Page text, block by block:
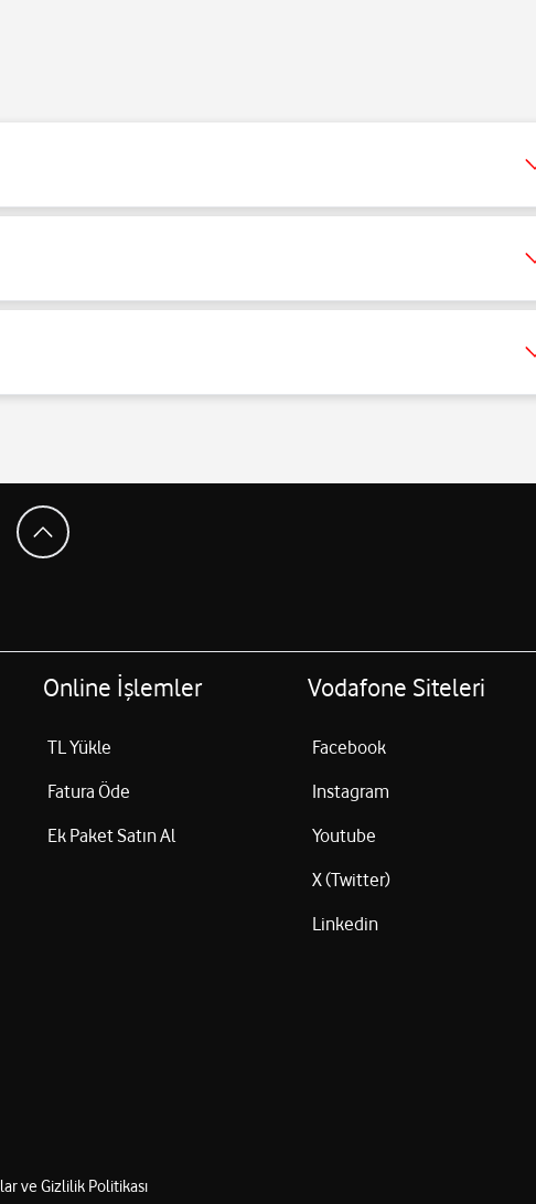
Online İşlemler
TL Yükle
Fatura Öde
Ek Paket Satın Al
Vodafone Siteleri
Facebook
Instagram
Youtube
X (Twitter)
Linkedin
ve Gizlilik Politikası